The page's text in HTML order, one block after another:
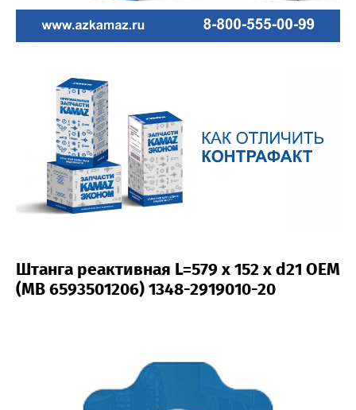
Штанга реактивная L=579 x 152 x d21 OEM
(MB 6593501206) 1348-2919010-20